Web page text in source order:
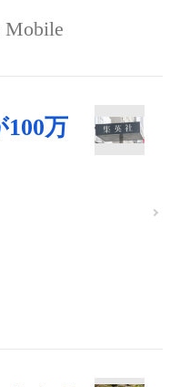
Mobile
万